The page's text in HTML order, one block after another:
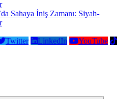
Sahaya İniş Zamanı: Siyah-
Twitter LinkedIn
YouTube